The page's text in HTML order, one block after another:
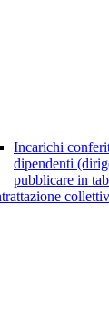
Incarichi
dipendenti
pubblicare in